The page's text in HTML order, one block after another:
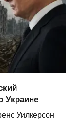
Украине
Уилкерсон